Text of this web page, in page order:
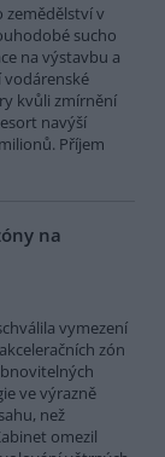
zemědělství v
sucho
na výstavbu a
vodárenské
kvůli zmírnění
navýší
Příjem
na
vymezení
zón
ve výrazně
než
omezil